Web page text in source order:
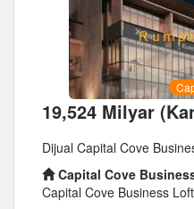
19,524 Milyar
Dijual Capital Cove
Capital Cove
Capital Cove Business